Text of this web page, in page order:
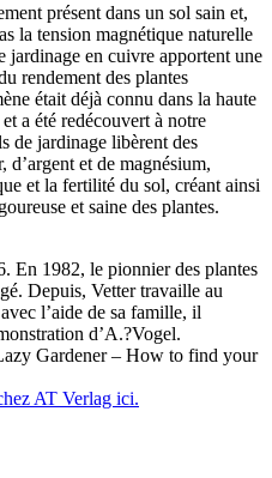
présent dans un sol sain et,
la tension magnétique naturelle
jardinage en cuivre apportent une
rendement des plantes
était déjà connu dans la haute
a été redécouvert à notre
de jardinage libèrent des
d’argent et de magnésium,
et la fertilité du sol, créant ainsi
et saine des plantes.
En 1982, le pionnier des plantes
Depuis, Vetter travaille au
l’aide de sa famille, il
d’A.?Vogel.
Gardener – How to find your
AT Verlag ici.